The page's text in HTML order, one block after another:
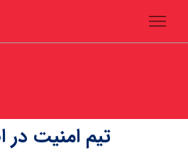
تیم امنیت در